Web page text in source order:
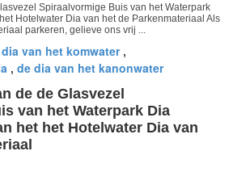
Spiraalvormige Buis van het Waterpark
Hotelwater Dia van het de Parkenmateriaal Als
parkeren, gelieve ons vrij ...
van het komwater,
, de dia van het kanonwater
de de Glasvezel
van het Waterpark Dia
het het Hotelwater Dia van